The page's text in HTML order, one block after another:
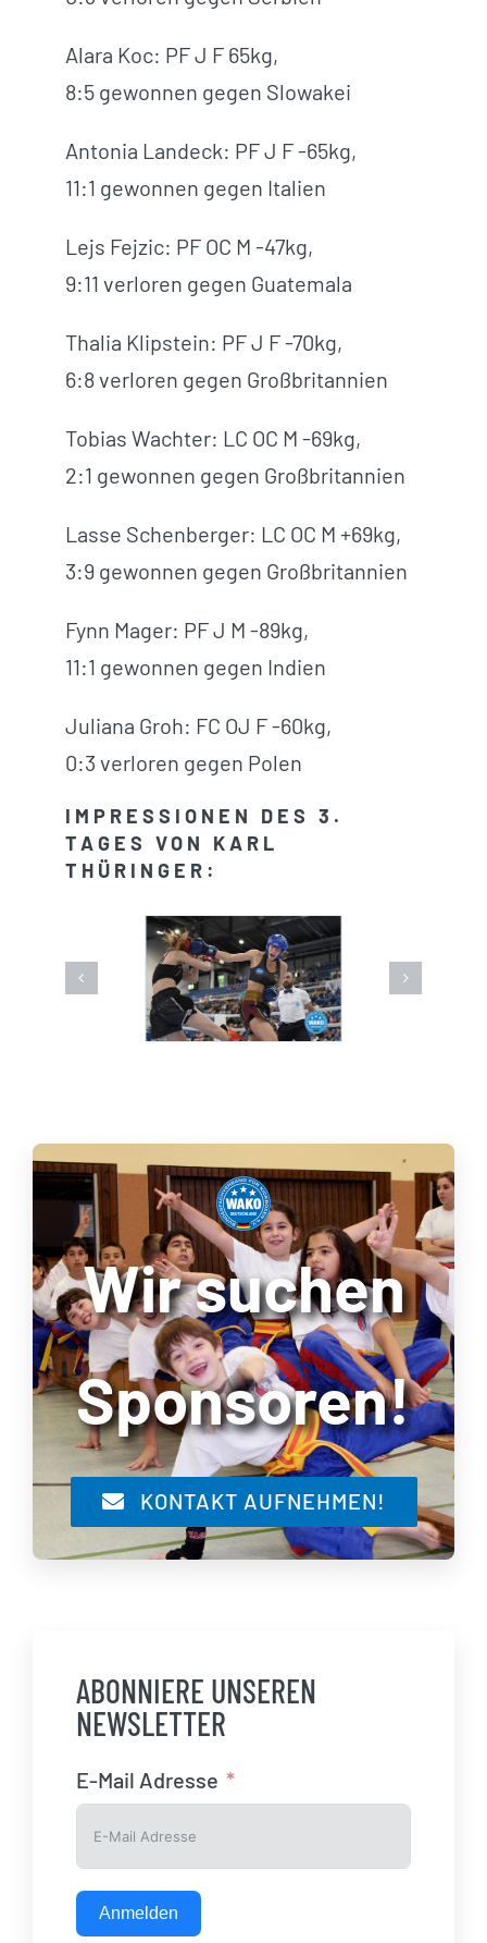
Alara Koc: PF J F 65kg,
8:5 gewonnen gegen Slowakei
Antonia Landeck: PF J F -65kg,
11:1 gewonnen gegen Italien
Lejs Fejzic: PF OC M -47kg,
9:11 verloren gegen Guatemala
Thalia Klipstein: PF J F -70kg,
6:8 verloren gegen Großbritannien
Tobias Wachter: LC OC M -69kg,
2:1 gewonnen gegen Großbritannien
Lasse Schenberger: LC OC M +69kg,
3:9 gewonnen gegen Großbritannien
Fynn Mager: PF J M -89kg,
11:1 gewonnen gegen Indien
Juliana Groh: FC OJ F -60kg,
0:3 verloren gegen Polen
IMPRESSIONEN DES 3.
TAGES VON KARL
THÜRINGER:
Wir suchen
Sponsoren!
KONTAKT AUFNEHMEN!
ABONNIERE UNSEREN
NEWSLETTER
E-Mail Adresse
Anmelden